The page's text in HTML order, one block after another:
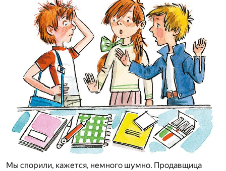
Мы спорили, кажется, немного шумно. Продавщица